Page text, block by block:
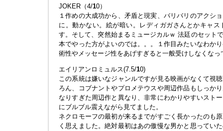
JOKER（4/10）
１作めの大成功から、矛盾と現実、バリバリのアクシ
に。動かない。絵が暗い。レディガガさんとかキャ
す。そして、突然始まるミュージカルｗ 法廷のセット
本でやった方がよいのでは。。。１作目みたいなわか
術性やメッセージ性をあげすぎると一般受けしなくなっ
エイリアンロミュルス(7.5/10)
この系統は嫌いなジャンルですが見る映画がなくて視
ろん、コブナントやプロメテウスや周辺作品もしっか
なりすぎた周辺作と異なり、非常にわかりやすいスト
にブルブル震えながら見てました。
ネクロモーフの最初が来るまでがすごく長かったのも
く思えました。絶対最初はあの傲慢な男かと思ってい